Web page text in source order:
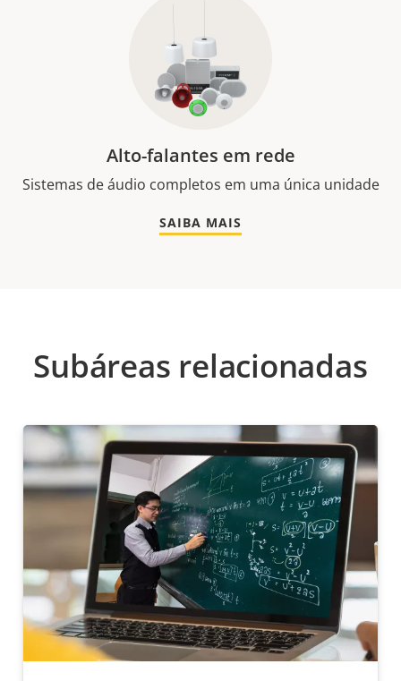
Alto-falantes em rede
Sistemas de áudio completos em uma única unidade
SAIBA MAIS
Subáreas relacionadas